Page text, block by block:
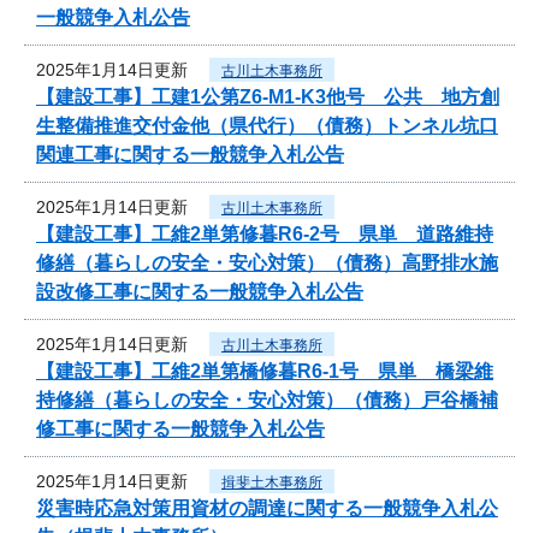
一般競争入札公告
2025年1月14日更新 古川土木事務所
【建設工事】工建1公第Z6-M1-K3他号 公共 地方創
生整備推進交付金他（県代行）（債務）トンネル坑口
関連工事に関する一般競争入札公告
2025年1月14日更新 古川土木事務所
【建設工事】工維2単第修暮R6-2号 県単 道路維持
修繕（暮らしの安全・安心対策）（債務）高野排水施
設改修工事に関する一般競争入札公告
2025年1月14日更新 古川土木事務所
【建設工事】工維2単第橋修暮R6-1号 県単 橋梁維
持修繕（暮らしの安全・安心対策）（債務）戸谷橋補
修工事に関する一般競争入札公告
2025年1月14日更新 揖斐土木事務所
災害時応急対策用資材の調達に関する一般競争入札公